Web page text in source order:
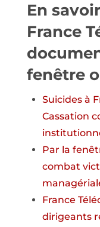
En
France
fenêtre
Suicides à
Cassation
Par la
combat
France
dirigeants